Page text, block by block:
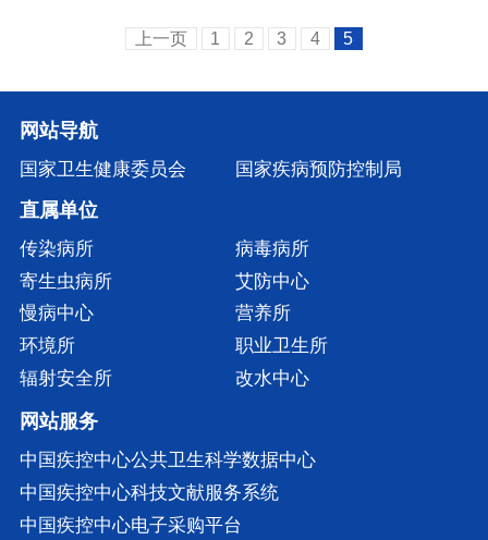
上一页 1 2 3 4 5
网站导航
国家卫生健康委员会 国家疾病预防控制局
直属单位
传染病所
病毒病所
寄生虫病所
艾防中心
慢病中心
营养所
环境所
职业卫生所
辐射安全所
改水中心
网站服务
中国疾控中心公共卫生科学数据中心
中国疾控中心科技文献服务系统
中国疾控中心电子采购平台